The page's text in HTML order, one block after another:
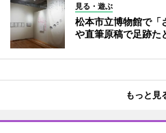
見る・遊ぶ
松本市立博物館で
や直筆原稿で足跡た
もっと見